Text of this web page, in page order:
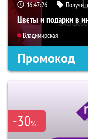
16:47:24 Получи
Цветы и подарки в
Владимирская
Промокод
-30%